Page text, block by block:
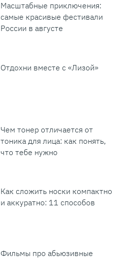
Масштабные приключения:
самые красивые фестивали
России в августе
Отдохни вместе с «Лизой»
Чем тонер отличается от
тоника для лица: как понять,
что тебе нужно
Как сложить носки компактно
и аккуратно: 11 способов
Фильмы про абьюзивные